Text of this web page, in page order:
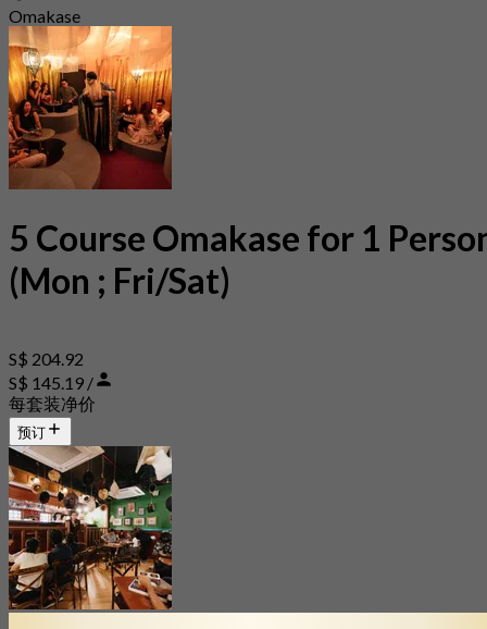
Omakase
5 Course Omakase for 1
(Mon ; Fri/Sat)
S$ 204.92
S$ 145.19 /
每套装净价
预订